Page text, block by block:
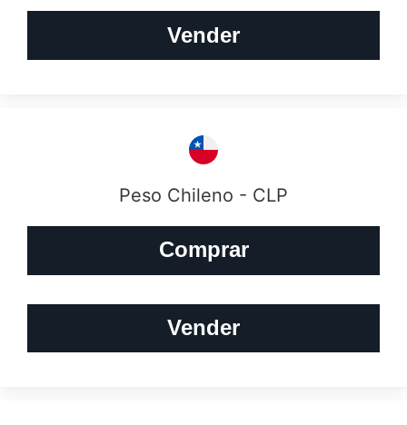
Vender
Peso Chileno - CLP
Comprar
Vender